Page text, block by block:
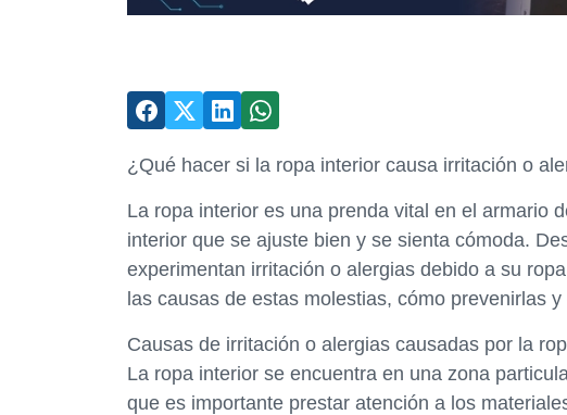
¿Qué hacer si la ropa interior causa irritación o
La ropa interior es una prenda vital en el armario
interior que se ajuste bien y se sienta cómoda.
experimentan irritación o alergias debido a su
las causas de estas molestias, cómo prevenirlas
Causas de irritación o alergias causadas por la
La ropa interior se encuentra en una zona
que es importante prestar atención a los